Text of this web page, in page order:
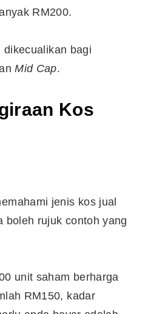
RM200.
dikecualikan bagi
Mid Cap.
Kos
jenis kos jual
boleh rujuk contoh yang
unit saham berharga
RM150, kadar